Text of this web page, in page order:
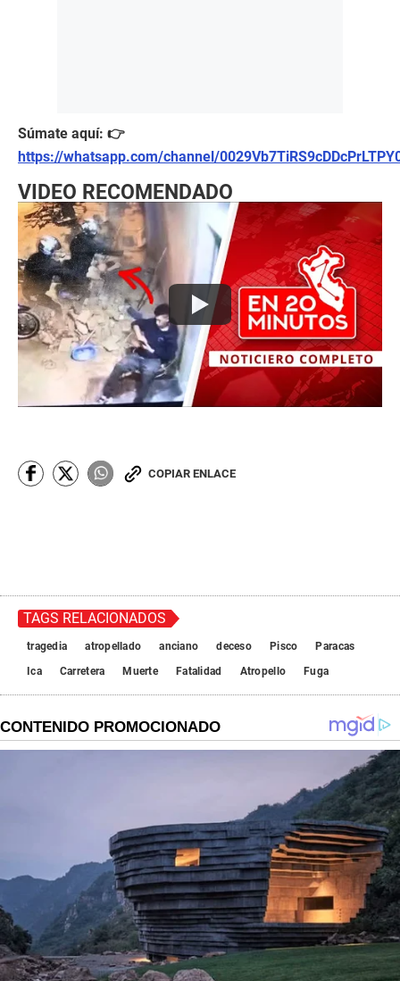
Súmate aquí: 👉
https://whatsapp.com/channel/
VIDEO RECOMENDADO
COPIAR ENLACE
TAGS RELACIONADOS
tragedia atropellado anciano deceso Pisco
Paracas
Ica
Carretera Muerte Fatalidad Atropello Fuga